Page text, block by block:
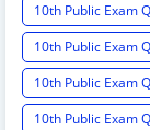
10th Public Exam
10th Public Exam
10th Public Exam
10th Public Exam